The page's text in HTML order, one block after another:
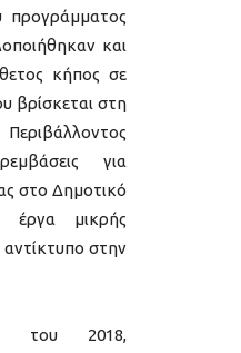
προγράμματος
και
κήπος σε
βρίσκεται στη
Περιβάλλοντος
για
στο Δημοτικό
έργα μικρής
στην
του 2018,